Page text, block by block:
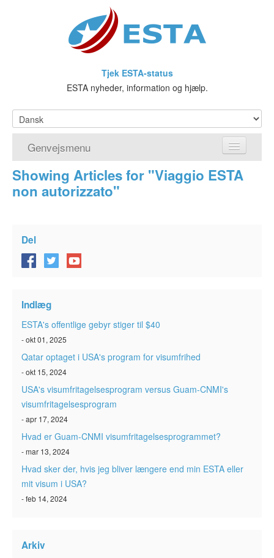
Tjek ESTA-status
ESTA nyheder, information og hjælp.
Genvejsmenu
Hjem
Visumfritagelsesprogrammet
Artikler
Kontakt
Showing Articles for "Viaggio ESTA
non autorizzato"
Del
Indlæg
ESTA's offentlige gebyr stiger til $40
- okt 01, 2025
Qatar optaget i USA's program for visumfrihed
- okt 15, 2024
USA's visumfritagelsesprogram versus Guam-CNMI's
visumfritagelsesprogram
- apr 17, 2024
Hvad er Guam-CNMI visumfritagelsesprogrammet?
- mar 13, 2024
Hvad sker der, hvis jeg bliver længere end min ESTA eller
mit visum i USA?
- feb 14, 2024
Arkiv